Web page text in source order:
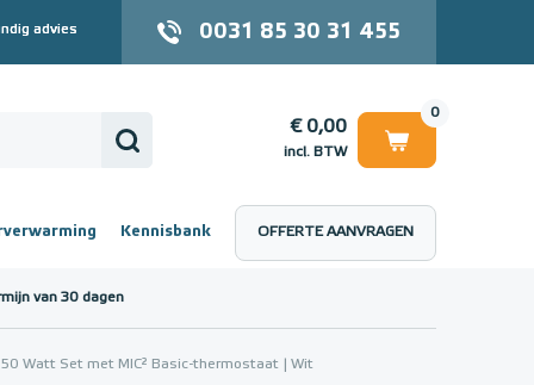
advies 0031 85 30 31 455
0
€ 0,00
incl. BTW
€ 0,00
Kennisbank OFFERTE AANVRAGEN
van 30 dagen
Watt Set met MIC² Basic-thermostaat | Wit